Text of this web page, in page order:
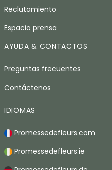
Reclutamiento
Espacio prensa
AYUDA & CONTACTOS
Preguntas frecuentes
Contáctenos
IDIOMAS
Promessedefleurs.com
Promessedefleurs.ie